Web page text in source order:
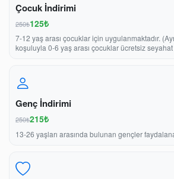
Çocuk İndirimi
250₺125₺
7-12 yaş arası çocuklar için uygulanmaktadır.
koşuluyla 0-6 yaş arası çocuklar ücretsiz
Genç İndirimi
250₺215₺
13-26 yaşları arasında bulunan gençler